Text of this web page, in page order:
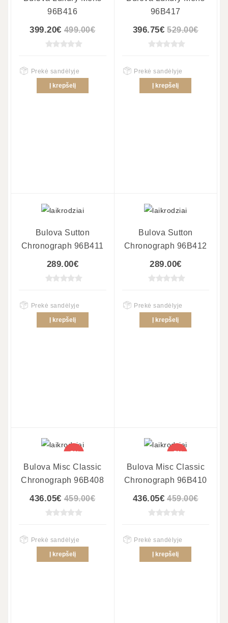
96B416
399.20€ 499.00€
Prekė sandėlyje
Į krepšelį
96B417
396.75€ 529.00€
Prekė sandėlyje
Į krepšelį
Bulova Sutton
Chronograph 96B411
289.00€
Prekė sandėlyje
Į krepšelį
Bulova Sutton
Chronograph 96B412
289.00€
Prekė sandėlyje
Į krepšelį
-5%
Bulova Misc Classic
Chronograph 96B408
436.05€ 459.00€
Prekė sandėlyje
Į krepšelį
-5%
Bulova Misc Classic
Chronograph 96B410
436.05€ 459.00€
Prekė sandėlyje
Į krepšelį